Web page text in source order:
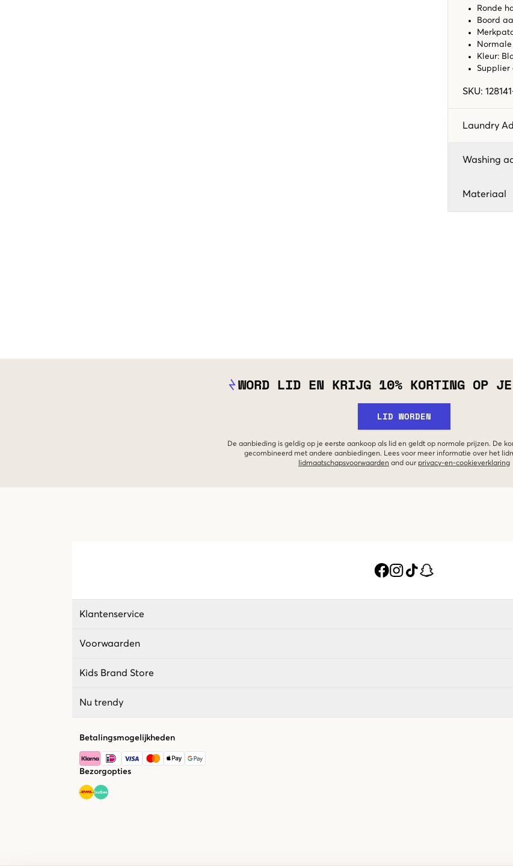
Ronde
Boord
Kleur:
Supplier
SKU:
Laundry
Washing
Materiaal
WORD LID EN KRIJG 10% KORTING OP JE
LID WORDEN
De aanbieding is geldig op je eerste aankoop als lid en geldt op normale prijzen. De
gecombineerd met andere aanbiedingen. Lees voor meer informatie over het
lidmaatschapsvoorwaarden and our privacy-en-cookieverklaring
Klantenservice
Voorwaarden
Kids Brand Store
Nu trendy
Betalingsmogelijkheden
Bezorgopties